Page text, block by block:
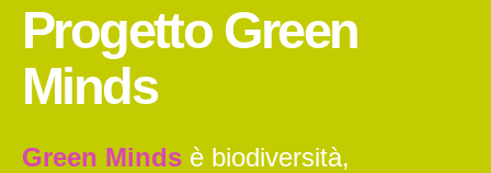
Progetto Green
Minds
Green Minds è biodiversità,